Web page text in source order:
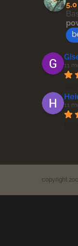
5.0
11
11
copyright